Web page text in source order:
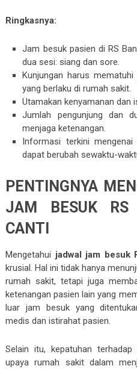
Ringkasnya:
Jam besuk pasien di RS
dua sesi: siang dan sore.
Kunjungan harus
yang berlaku di rumah sakit.
Utamakan kenyamanan dan
Jumlah pengunjung dan
menjaga ketenangan.
Informasi terkini mengenai
dapat berubah sewaktu-
PENTINGNYA
JAM BESUK RS
CANTI
Mengetahui jadwal jam besuk
krusial. Hal ini tidak hanya
rumah sakit, tetapi juga
ketenangan pasien lain yang
luar jam besuk yang
medis dan istirahat pasien.
Selain itu, kepatuhan
upaya rumah sakit dalam